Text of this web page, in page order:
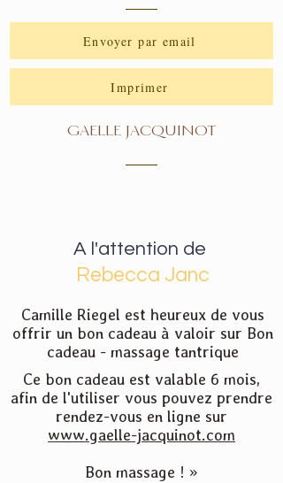
GAELLE JACQUINOT
Envoyer par email
Imprimer
A l'attention de
Rebecca Janc
Camille Riegel est heureux de vous
offrir un bon cadeau à valoir sur Bon
cadeau - massage tantrique
Ce bon cadeau est valable 6 mois,
afin de l'utiliser vous pouvez prendre
rendez-vous en ligne sur
www.gaelle-jacquinot.com
Bon massage ! »